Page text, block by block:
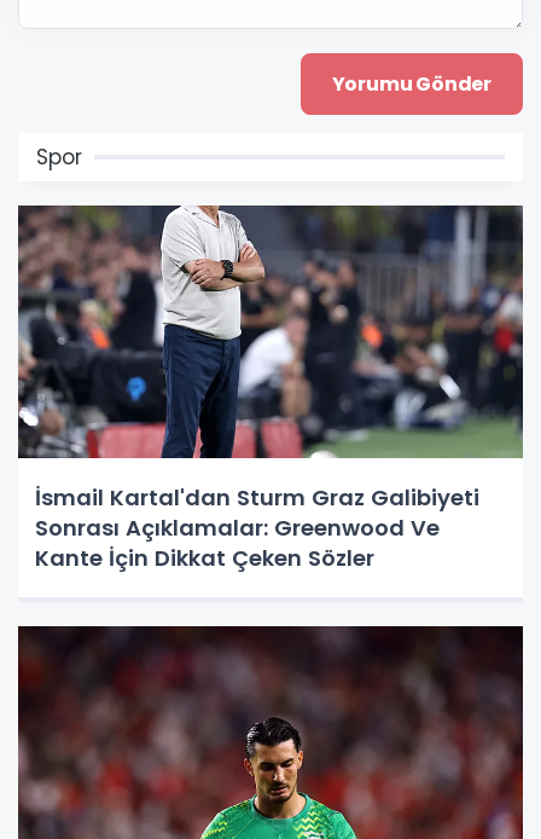
Spor
İsmail Kartal'dan Sturm Graz Galibiyeti
Sonrası Açıklamalar: Greenwood Ve
Kante İçin Dikkat Çeken Sözler